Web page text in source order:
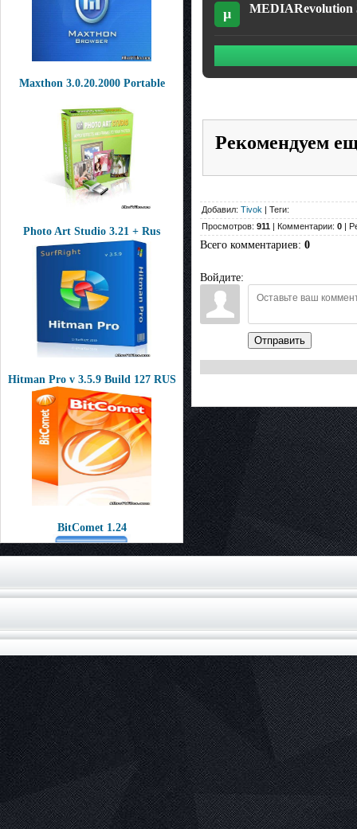
Maxthon 3.0.20.2000 Portable
Photo Art Studio 3.21 + Rus
Hitman Pro v 3.5.9 Build 127 RUS
BitComet 1.24
µ MEDIARevolution
Рекомендуем
Добавил: Tivok | Теги:
Просмотров: 911 | Комментарии: 0 |
Всего комментариев: 0
Войдите:
Отправить